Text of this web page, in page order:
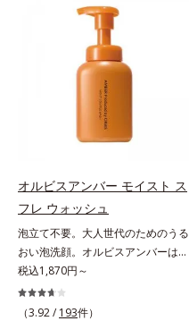
(*2)もまっさらにオフするボディク
レンザーです。気になるニオイ、ご
わつきの元となるのは、皮脂と古い
角質。汚れの吸着力が強い3種のク
レイ配合(*3)で、皮脂や古い角質、
毛穴汚れまでスッキリ落として、ず
っと触れていたくなるような、しっ
とりうるおったなめらかな素肌に整
のニオイや角質が気になる部位に、
週2～3回を目安にお使いいただけ
る、スペシャルボディケアアイテム
です。落ち着きと深みを感じさせ
る、ウッディの香り。*1 ニオイの
元となる汚れ *2 古い角質 *3 レ
ッドクレイ（イライト、カオリン）
配合＝古い角質をからめとる洗浄成
オルビスアンバー モイスト ス
フレ ウォッシュ
泡立て不要。大人世代のためのうる
おい泡洗顔。オルビスアンバーは、
いつも⾃然体で美しくありたいと願
う⼤⼈世代に寄り添うブランドで
す。年齢印象研究に基づいた肌サイ
税込1,870円～
（3.92 / 193件）